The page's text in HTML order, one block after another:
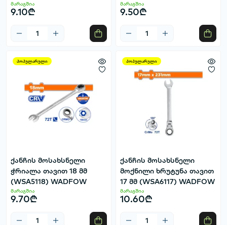
მარაგშია
9.10₾
მარაგშია
9.50₾
პოპულარული
ქანჩის მოსახსნელი
ჭრიალა თავით 18 მმ
(WSA5118) WADFOW
მარაგშია
9.70₾
პოპულარული
ქანჩის მოსახსნელი
მოქნილი ხრუტუნა თავით
17 მმ (WSA6117) WADFOW
მარაგშია
10.60₾